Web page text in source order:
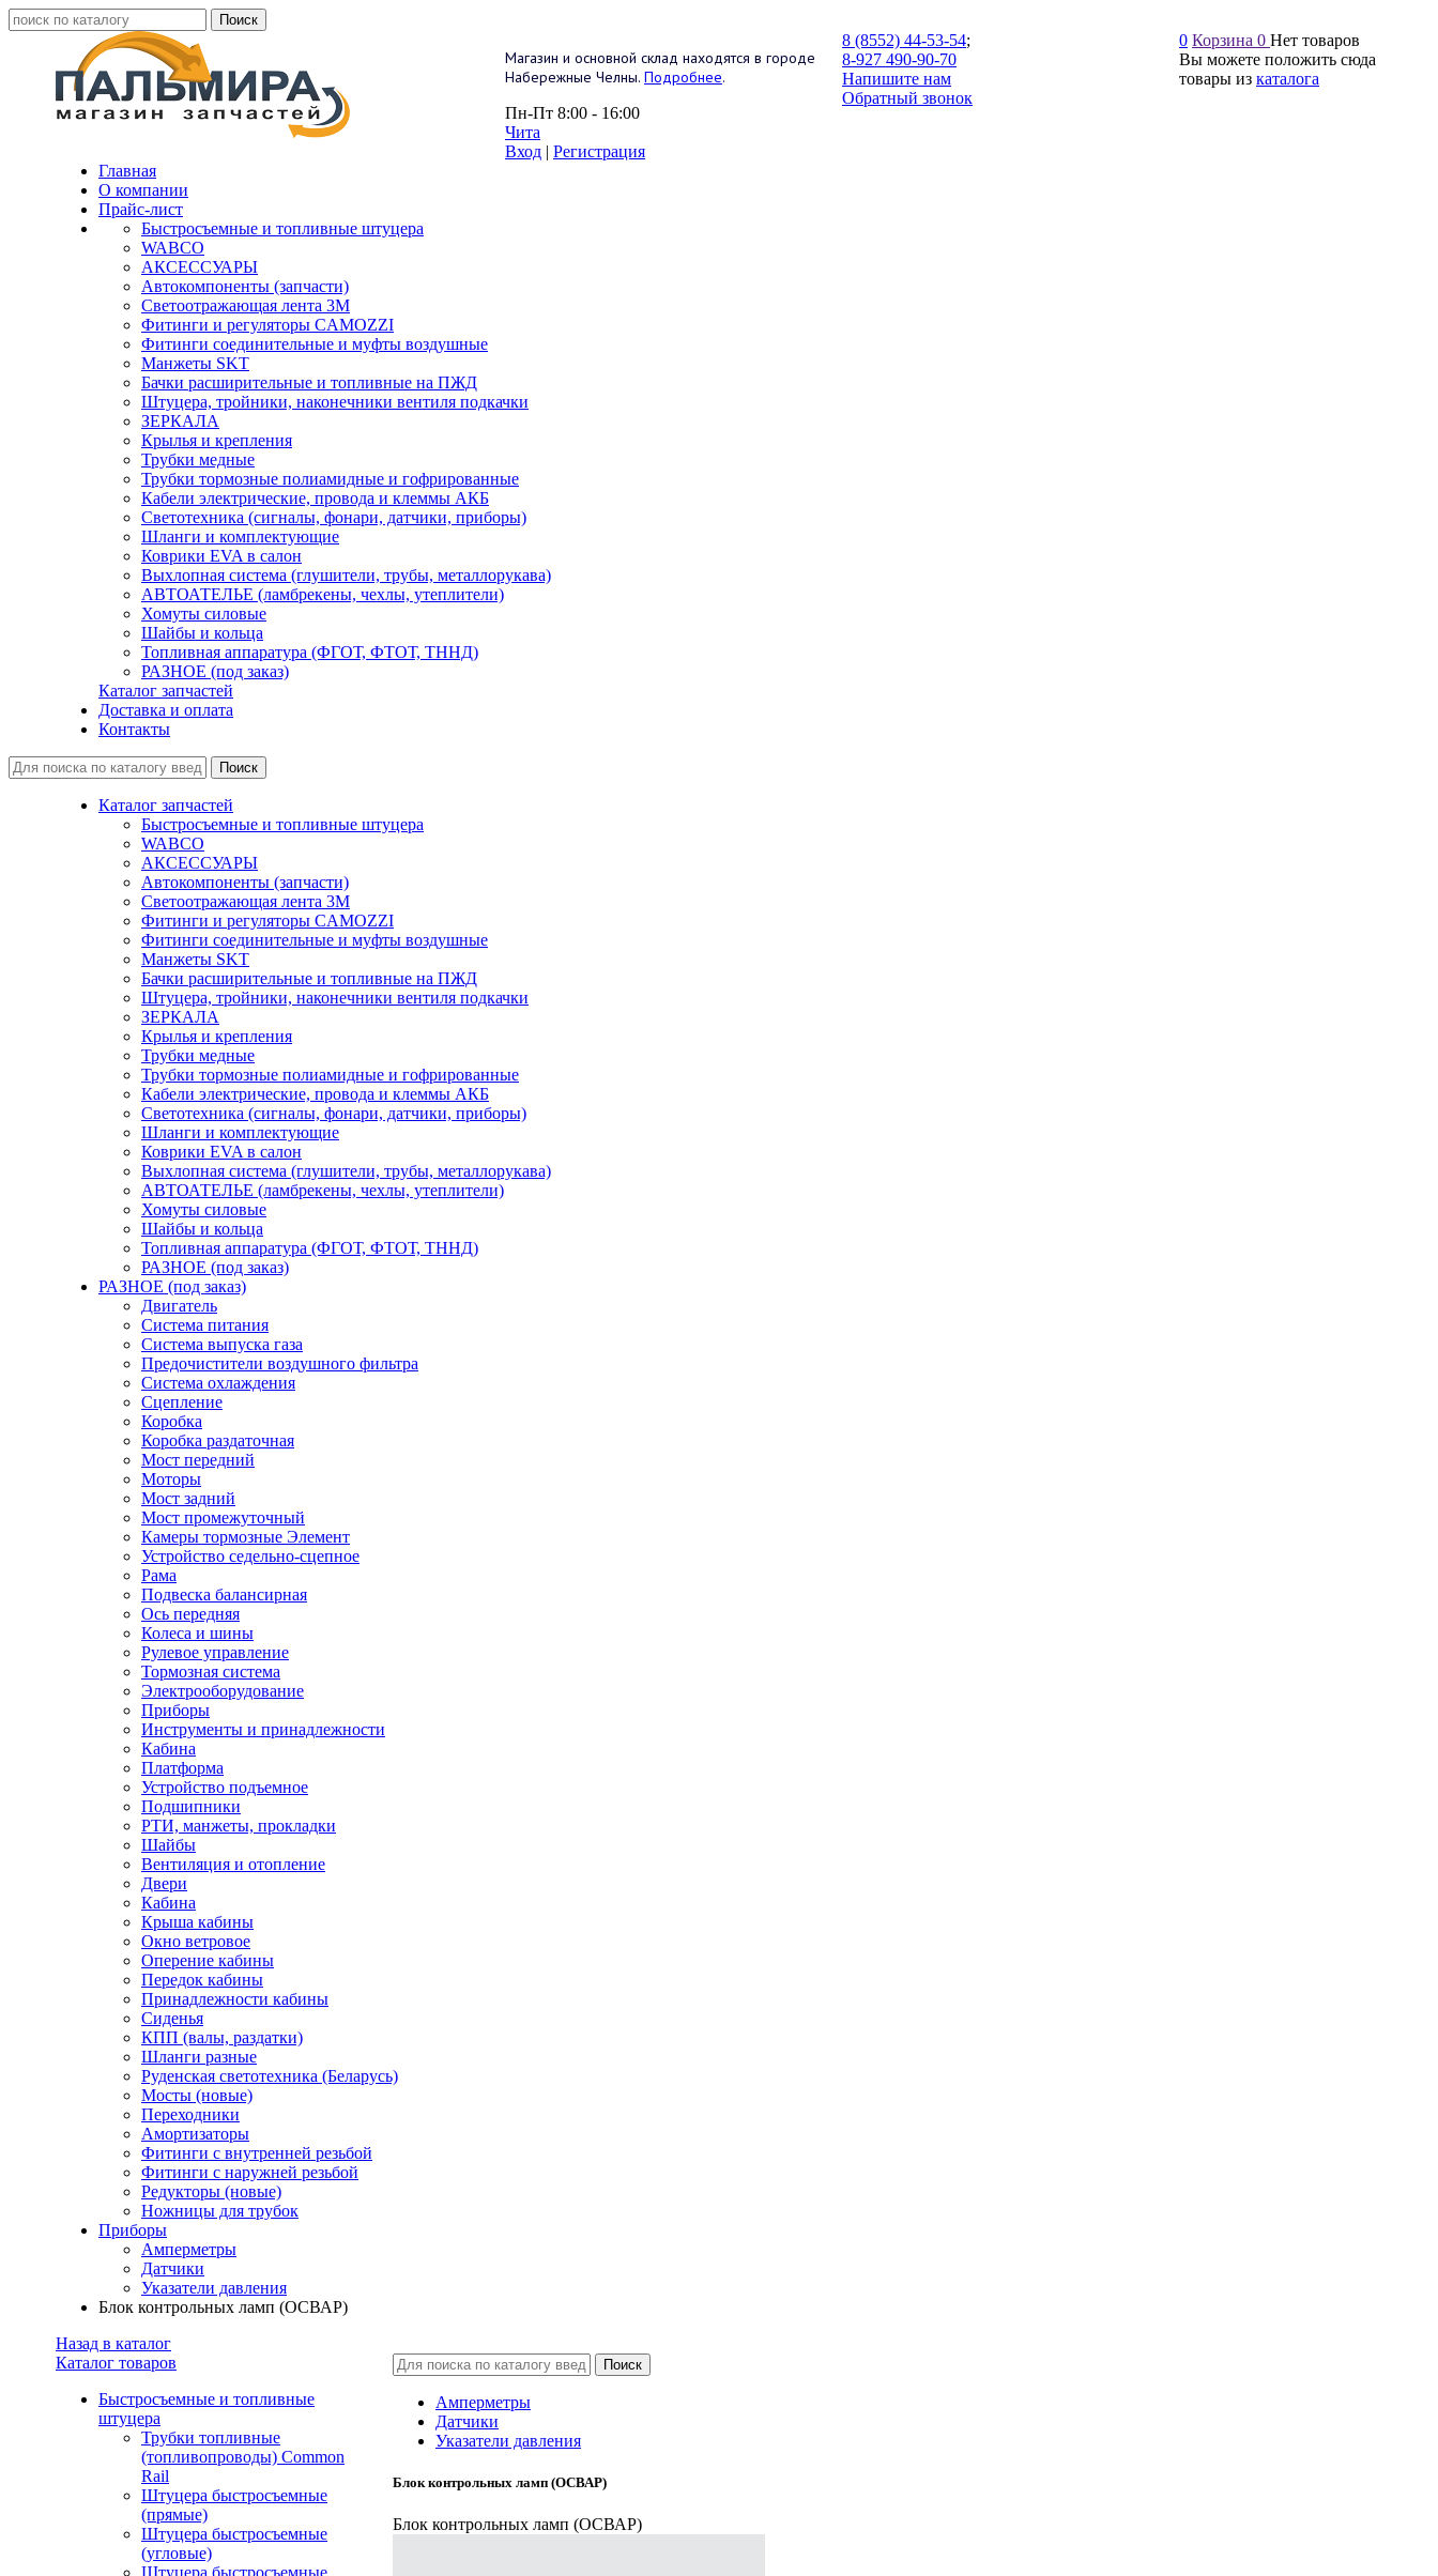
Магазин и основной склад находятся в городе
Набережные Челны. Подробнее.
Пн-Пт 8:00 - 16:00
Чита
Вход | Регистрация
8 (8552) 44-53-54;
8-927 490-90-70
Напишите нам
Обратный звонок
0 Корзина 0 Нет товаров
Вы можете положить сюда
товары из каталога
Главная
О компании
Прайс-лист
Быстросъемные и топливные штуцера
WABCO
АКСЕССУАРЫ
Автокомпоненты (запчасти)
Светоотражающая лента 3М
Фитинги и регуляторы CAMOZZI
Фитинги соединительные и муфты воздушные
Манжеты SKT
Бачки расширительные и топливные на ПЖД
Штуцера, тройники, наконечники вентиля подкачки
ЗЕРКАЛА
Крылья и крепления
Трубки медные
Трубки тормозные полиамидные и гофрированные
Кабели электрические, провода и клеммы АКБ
Светотехника (сигналы, фонари, датчики, приборы)
Шланги и комплектующие
Коврики EVA в салон
Выхлопная система (глушители, трубы, металлорукава)
АВТОАТЕЛЬЕ (ламбрекены, чехлы, утеплители)
Хомуты силовые
Шайбы и кольца
Топливная аппаратура (ФГОТ, ФТОТ, ТННД)
РАЗНОЕ (под заказ)
Каталог запчастей
Доставка и оплата
Контакты
Каталог запчастей
Быстросъемные и топливные штуцера
WABCO
АКСЕССУАРЫ
Автокомпоненты (запчасти)
Светоотражающая лента 3М
Фитинги и регуляторы CAMOZZI
Фитинги соединительные и муфты воздушные
Манжеты SKT
Бачки расширительные и топливные на ПЖД
Штуцера, тройники, наконечники вентиля подкачки
ЗЕРКАЛА
Крылья и крепления
Трубки медные
Трубки тормозные полиамидные и гофрированные
Кабели электрические, провода и клеммы АКБ
Светотехника (сигналы, фонари, датчики, приборы)
Шланги и комплектующие
Коврики EVA в салон
Выхлопная система (глушители, трубы, металлорукава)
АВТОАТЕЛЬЕ (ламбрекены, чехлы, утеплители)
Хомуты силовые
Шайбы и кольца
Топливная аппаратура (ФГОТ, ФТОТ, ТННД)
РАЗНОЕ (под заказ)
РАЗНОЕ (под заказ)
Двигатель
Система питания
Система выпуска газа
Предочистители воздушного фильтра
Система охлаждения
Сцепление
Коробка
Коробка раздаточная
Мост передний
Моторы
Мост задний
Мост промежуточный
Камеры тормозные Элемент
Устройство седельно-сцепное
Рама
Подвеска балансирная
Ось передняя
Колеса и шины
Рулевое управление
Тормозная система
Электрооборудование
Приборы
Инструменты и принадлежности
Кабина
Платформа
Устройство подъемное
Подшипники
РТИ, манжеты, прокладки
Шайбы
Вентиляция и отопление
Двери
Кабина
Крыша кабины
Окно ветровое
Оперение кабины
Передок кабины
Принадлежности кабины
Сиденья
КПП (валы, раздатки)
Шланги разные
Руденская светотехника (Беларусь)
Мосты (новые)
Переходники
Амортизаторы
Фитинги с внутренней резьбой
Фитинги с наружней резьбой
Редукторы (новые)
Ножницы для трубок
Приборы
Амперметры
Датчики
Указатели давления
Блок контрольных ламп (ОСВАР)
Назад в каталог
Каталог товаров
Быстросъемные и топливные
штуцера
Трубки топливные
(топливопроводы) Common
Rail
Штуцера быстросъемные
(прямые)
Штуцера быстросъемные
(угловые)
Штуцера быстросъемные
Амперметры
Датчики
Указатели давления
Блок контрольных ламп (ОСВАР)
Блок контрольных ламп (ОСВАР)